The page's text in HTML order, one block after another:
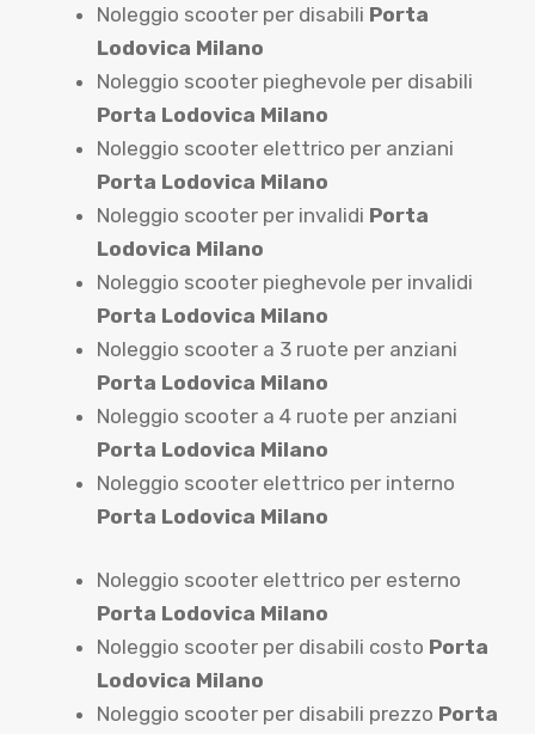
Noleggio scooter per disabili Porta
Lodovica Milano
Noleggio scooter pieghevole per disabili
Porta Lodovica Milano
Noleggio scooter elettrico per anziani
Porta Lodovica Milano
Noleggio scooter per invalidi Porta
Lodovica Milano
Noleggio scooter pieghevole per invalidi
Porta Lodovica Milano
Noleggio scooter a 3 ruote per anziani
Porta Lodovica Milano
Noleggio scooter a 4 ruote per anziani
Porta Lodovica Milano
Noleggio scooter elettrico per interno
Porta Lodovica Milano
Noleggio scooter elettrico per esterno
Porta Lodovica Milano
Noleggio scooter per disabili costo Porta
Lodovica Milano
Noleggio scooter per disabili prezzo Porta